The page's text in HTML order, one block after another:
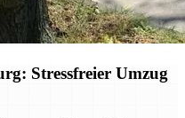
Stressfreier Umzug